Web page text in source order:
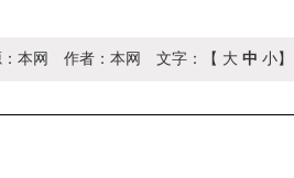
本网 作者： 本网 文字：【 大 中 小】